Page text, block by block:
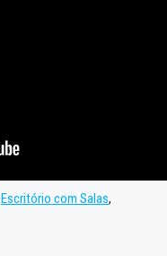
Escritório com Salas,